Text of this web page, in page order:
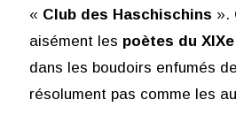
« Club des Haschischins ».
aisément les poètes du XIXe
dans les boudoirs enfumés
résolument pas comme les